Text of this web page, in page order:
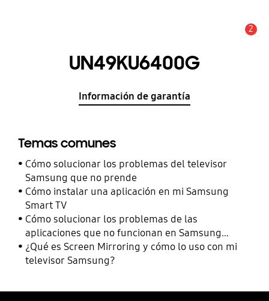
2
UN49KU6400G
Información de garantía
Temas comunes
Cómo solucionar los problemas del televisor
Samsung que no prende
Cómo instalar una aplicación en mi Samsung
Smart TV
Cómo solucionar los problemas de las
aplicaciones que no funcionan en Samsung
Smart TV
¿Qué es Screen Mirroring y cómo lo uso con mi
televisor Samsung?